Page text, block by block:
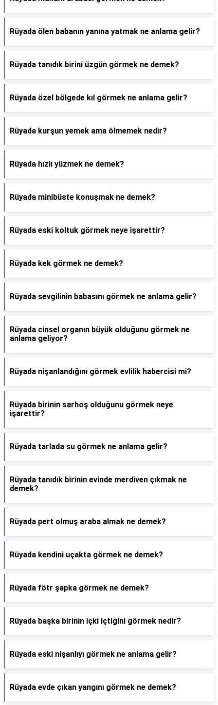
Rüyada ölen babanın yanına yatmak ne anlama gelir?
Rüyada tanıdık birini üzgün görmek ne demek?
Rüyada özel bölgede kıl görmek ne anlama gelir?
Rüyada kurşun yemek ama ölmemek nedir?
Rüyada hızlı yüzmek ne demek?
Rüyada minibüste konuşmak ne demek?
Rüyada eski koltuk görmek neye işarettir?
Rüyada kek görmek ne demek?
Rüyada sevgilinin babasını görmek ne anlama gelir?
Rüyada cinsel organın büyük olduğunu görmek ne
anlama geliyor?
Rüyada nişanlandığını görmek evlilik habercisi mi?
Rüyada birinin sarhoş olduğunu görmek neye
işarettir?
Rüyada tarlada su görmek ne anlama gelir?
Rüyada tanıdık birinin evinde merdiven çıkmak ne
demek?
Rüyada pert olmuş araba almak ne demek?
Rüyada kendini uçakta görmek ne demek?
Rüyada fötr şapka görmek ne demek?
Rüyada başka birinin içki içtiğini görmek nedir?
Rüyada eski nişanlıyı görmek ne anlama gelir?
Rüyada evde çıkan yangını görmek ne demek?